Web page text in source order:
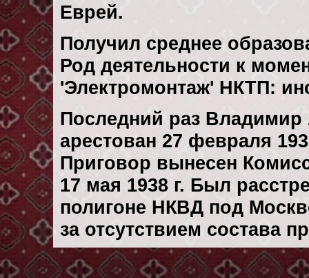
Еврей.
Получил среднее
Род деятельности к
'Электромонтаж' НКТП:
Последний раз
арестован 27 февраля
Приговор вынесен
17 мая 1938 г. Был
полигоне НКВД под
за отсутствием состава